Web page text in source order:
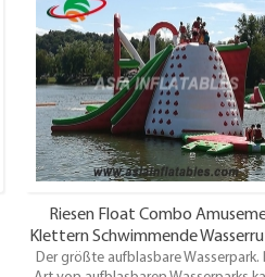
Riesen Float Combo
Klettern Schwimmende
Aufblasbarer Wasserpark
Der größte aufblasbare Wasserpark.